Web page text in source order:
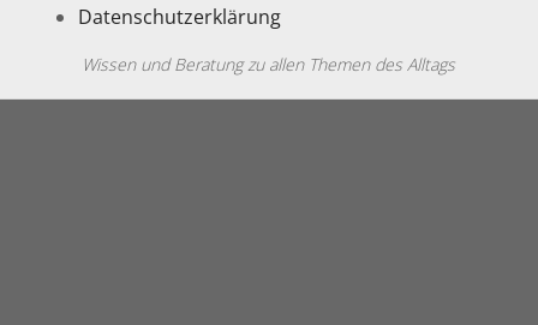
Datenschutzerklärung
Wissen und Beratung zu allen Themen des Alltags